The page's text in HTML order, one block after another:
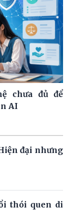
chưa đủ để
AI
đại nhưng
thói quen di